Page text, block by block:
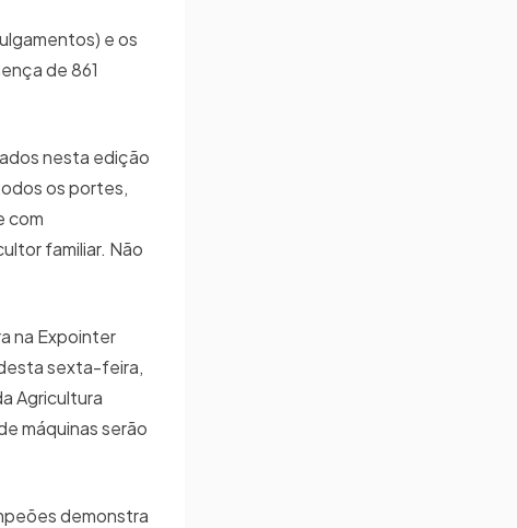
e os
de 861
nesta edição
os portes,
com
familiar. Não
na Expointer
sexta-feira,
Agricultura
máquinas serão
demonstra